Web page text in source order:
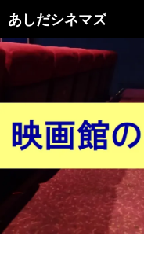
ン
テ
ン
へ
あしだシネマズ
索